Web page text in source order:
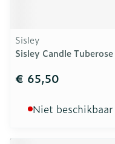
Sisley
Sisley Candle Tuberose
€ 65,50
Niet beschikbaar